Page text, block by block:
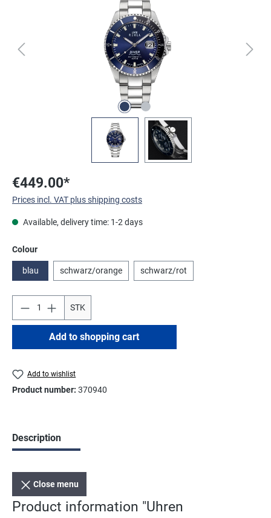
€449.00*
Prices incl. VAT plus shipping costs
Available, delivery time: 1-2 days
Select
Colour
blau schwarz/orange schwarz/rot
STK
Add to shopping cart
Add to wishlist
Product number: 370940
Description
Close menu
Product information "Uhren